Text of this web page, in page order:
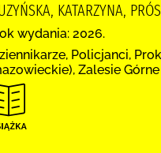
KATARZYNA,
wydania: 2026.
Policjanci,
Zalesie